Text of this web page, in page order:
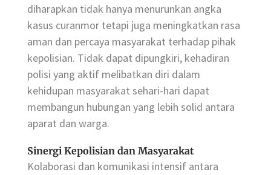
diharapkan tidak hanya menurunkan angka
kasus curanmor tetapi juga meningkatkan rasa
aman dan percaya masyarakat terhadap pihak
kepolisian. Tidak dapat dipungkiri, kehadiran
polisi yang aktif melibatkan diri dalam
kehidupan masyarakat sehari-hari dapat
membangun hubungan yang lebih solid antara
aparat dan warga.
Sinergi Kepolisian dan Masyarakat
Kolaborasi dan komunikasi intensif antara